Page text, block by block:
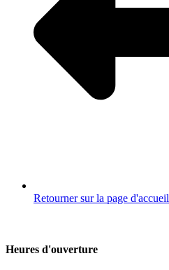
Retourner sur la page d'accueil
Heures d'ouverture